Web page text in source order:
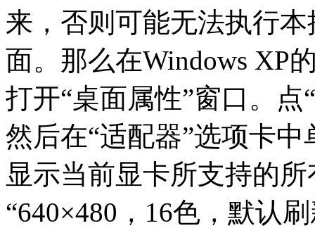
来，否则可能无法执行
面。那么在Windows XP
打开“桌面属性”窗口。点
然后在“适配器”选项卡
显示当前显卡所支持的
“640×480，16色，默认